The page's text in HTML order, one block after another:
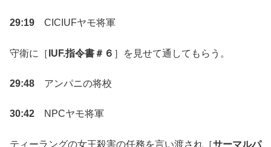
29:19 CICIUFヤモ将軍
守衛に［ IUF.指令書＃６ ］を見せて通してもらう。
29:48 アンパニの将校
30:42 NPCヤモ将軍
ティーラングの女王殺害の任務を言い渡され［サーマルパ